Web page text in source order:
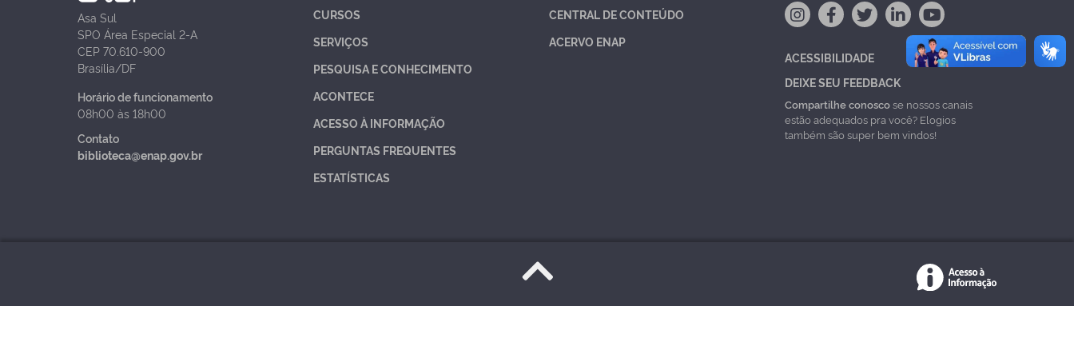
Asa Sul
SPO Área Especial 2-A
CEP 70.610-900
Brasília/DF
Horário de funcionamento
08h00 às 18h00
Contato
biblioteca@enap.gov.br
CURSOS
SERVIÇOS
PESQUISA E CONHECIMENTO
ACONTECE
ACESSO À INFORMAÇÃO
PERGUNTAS FREQUENTES
ESTATÍSTICAS
CENTRAL DE CONTEÚDO
ACERVO ENAP
ACESSIBILIDADE
DEIXE SEU FEEDBACK
Compartilhe conoscose nossos canais
estão adequados pra você? Elogios
também são super bem vindos!